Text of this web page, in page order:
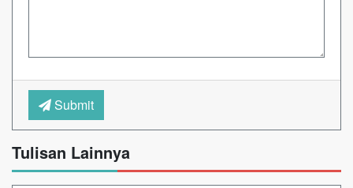
Submit
Tulisan Lainnya